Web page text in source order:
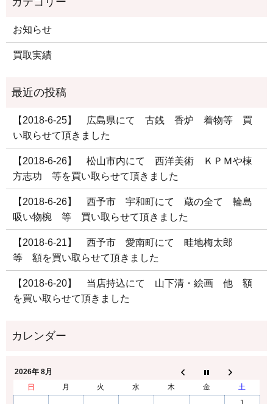
お知らせ
買取実績
【2018-6-25】 広島県にて 古銭 香炉 着物等 買
い取らせて頂きました
【2018-6-26】 松山市内にて 西洋美術 ＫＰＭや棟
方志功 等を買い取らせて頂きました
【2018-6-26】 西予市 宇和町にて 蔵の全て 輪島
吸い物椀 等 買い取らせて頂きました
【2018-6-21】 西予市 愛南町にて 畦地梅太郎
等 額を買い取らせて頂きました
【2018-6-20】 当店持込にて 山下清・絵画 他 額
を買い取らせて頂きました
2026年 8月
日
月 火 水 木 金
土